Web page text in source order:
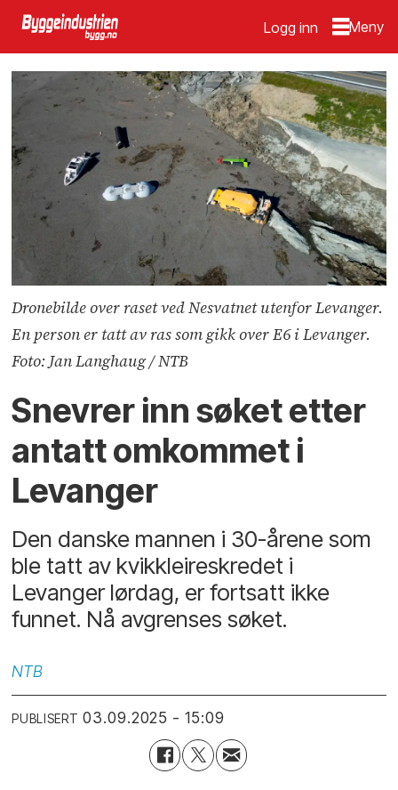
Logg inn
Dronebilde over raset ved Nesvatnet utenfor Levanger.
En person er tatt av ras som gikk over E6 i Levanger.
Foto: Jan Langhaug / NTB
Snevrer inn søket etter
antatt omkommet i
Levanger
Den danske mannen i 30-årene som
ble tatt av kvikkleireskredet i
Levanger lørdag, er fortsatt ikke
funnet. Nå avgrenses søket.
NTB
PUBLISERT 03.09.2025 - 15:09